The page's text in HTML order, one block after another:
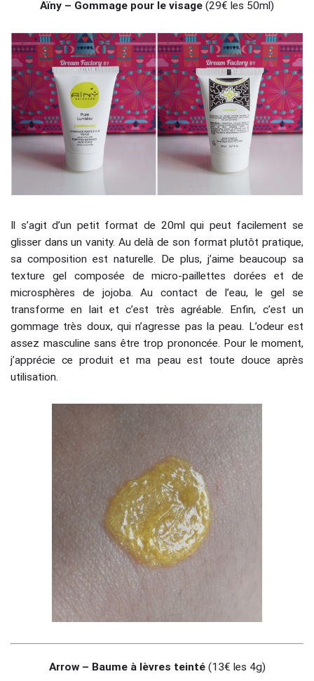
Aïny – Gommage pour le visage (29€ les 50ml)
Il s’agit d’un petit format de 20ml qui peut facilement se
glisser dans un vanity. Au delà de son format plutôt pratique,
sa composition est naturelle. De plus, j’aime beaucoup sa
texture gel composée de micro-paillettes dorées et de
microsphères de jojoba. Au contact de l’eau, le gel se
transforme en lait et c’est très agréable. Enfin, c’est un
gommage très doux, qui n’agresse pas la peau. L’odeur est
assez masculine sans être trop prononcée. Pour le moment,
j’apprécie ce produit et ma peau est toute douce après
utilisation.
Arrow – Baume à lèvres teinté(13€ les 4g)